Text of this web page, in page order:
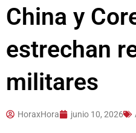
China y
estrechan
militares
HoraxHora junio 10, 2026